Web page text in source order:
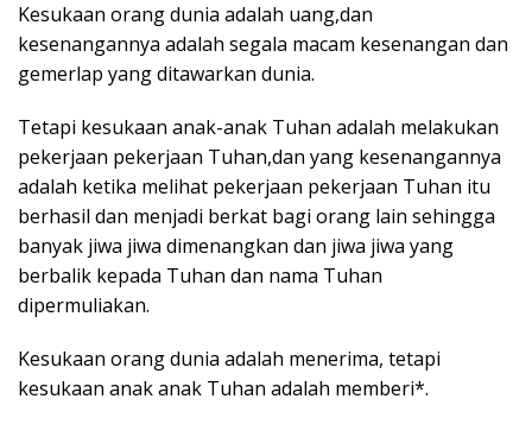
Kesukaan orang dunia adalah uang,dan
kesenangannya adalah segala macam kesenangan dan
gemerlap yang ditawarkan dunia.
Tetapi kesukaan anak-anak Tuhan adalah melakukan
pekerjaan pekerjaan Tuhan,dan yang kesenangannya
adalah ketika melihat pekerjaan pekerjaan Tuhan itu
berhasil dan menjadi berkat bagi orang lain sehingga
banyak jiwa jiwa dimenangkan dan jiwa jiwa yang
berbalik kepada Tuhan dan nama Tuhan
dipermuliakan.
Kesukaan orang dunia adalah menerima, tetapi
kesukaan anak anak Tuhan adalah memberi*.